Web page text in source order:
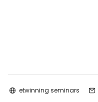
etwinning seminars